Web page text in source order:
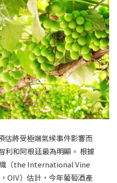
估將受極端氣候事件影響而
利和阿根廷最為明顯。 根據
（the International Vine
OIV）估計，今年葡萄酒產